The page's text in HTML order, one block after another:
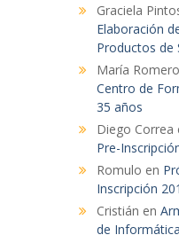
Graciela
Elaboración
Productos de
María Romero
Centro de
35 años
Diego Correa
Pre-
Romulo en
Inscripción
Cristián en
de Informática